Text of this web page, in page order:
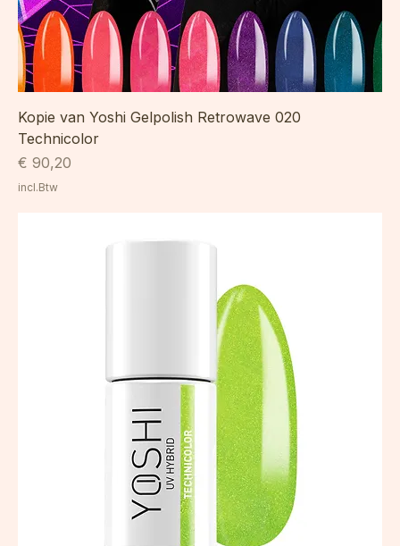
Kopie van Yoshi Gelpolish Retrowave 020
Technicolor
Prijs
€ 90,20